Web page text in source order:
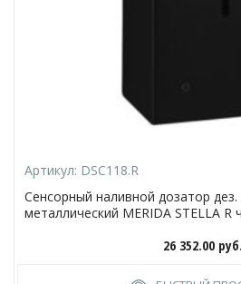
Артикул: DSC118.R
Сенсорный наливной дозатор дез.
металлический MERIDA STELLA R
26 352.00 руб.